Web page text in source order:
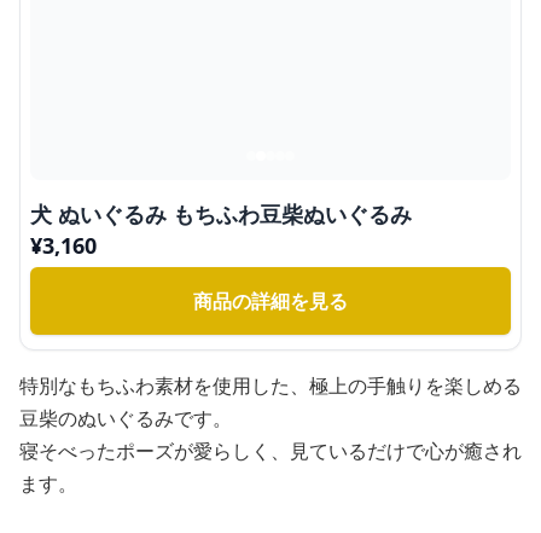
犬 ぬいぐるみ もちふわ豆柴ぬいぐるみ
¥3,160
商品の詳細を見る
特別なもちふわ素材を使用した、極上の手触りを楽しめる
豆柴のぬいぐるみです。
寝そべったポーズが愛らしく、見ているだけで心が癒され
ます。